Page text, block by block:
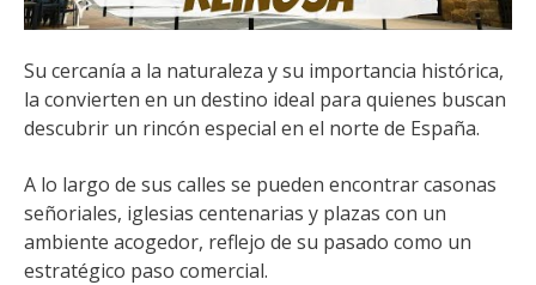
Su cercanía a la naturaleza y su importancia histórica,
la convierten en un destino ideal para quienes buscan
descubrir un rincón especial en el norte de España.
A lo largo de sus calles se pueden encontrar casonas
señoriales, iglesias centenarias y plazas con un
ambiente acogedor, reflejo de su pasado como un
estratégico paso comercial.